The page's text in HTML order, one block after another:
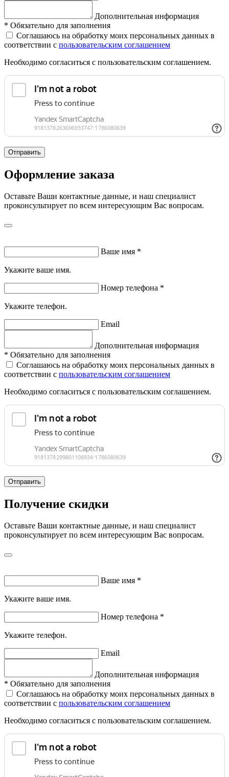
Дополнительная информация
* Обязательно для заполнения
Соглашаюсь на обработку моих персональных данных в
соответствии с пользовательским соглашением
Необходимо согласиться с пользовательским соглашением.
Отправить
Оформление заказа
Оставьте Ваши контактные данные, и наш специалист
проконсультирует по всем интересующим Вас вопросам.
Ваше имя *
Укажите ваше имя.
Номер телефона *
Укажите телефон.
Email
Дополнительная информация
* Обязательно для заполнения
Соглашаюсь на обработку моих персональных данных в
соответствии с пользовательским соглашением
Необходимо согласиться с пользовательским соглашением.
Отправить
Получение скидки
Оставьте Ваши контактные данные, и наш специалист
проконсультирует по всем интересующим Вас вопросам.
Ваше имя *
Укажите ваше имя.
Номер телефона *
Укажите телефон.
Email
Дополнительная информация
* Обязательно для заполнения
Соглашаюсь на обработку моих персональных данных в
соответствии с пользовательским соглашением
Необходимо согласиться с пользовательским соглашением.